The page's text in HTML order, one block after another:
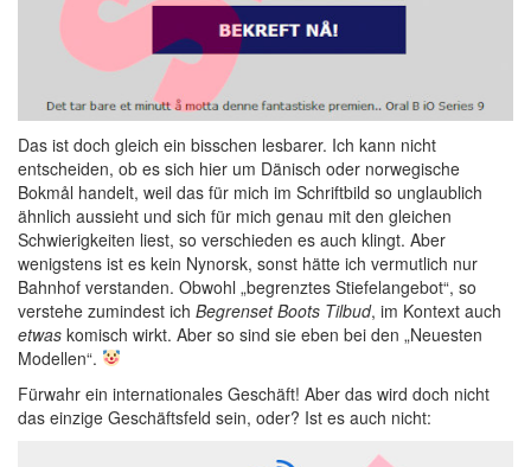
Das ist doch gleich ein bisschen lesbarer. Ich kann nicht
entscheiden, ob es sich hier um Dänisch oder norwegische
Bokmål handelt, weil das für mich im Schriftbild so unglaublich
ähnlich aussieht und sich für mich genau mit den gleichen
Schwierigkeiten liest, so verschieden es auch klingt. Aber
wenigstens ist es kein Nynorsk, sonst hätte ich vermutlich nur
Bahnhof verstanden. Obwohl „begrenztes Stiefelangebot“, so
verstehe zumindest ich Begrenset Boots Tilbud, im Kontext auch
etwas komisch wirkt. Aber so sind sie eben bei den „Neuesten
Modellen“.
Fürwahr ein internationales Geschäft! Aber das wird doch nicht
das einzige Geschäftsfeld sein, oder? Ist es auch nicht: